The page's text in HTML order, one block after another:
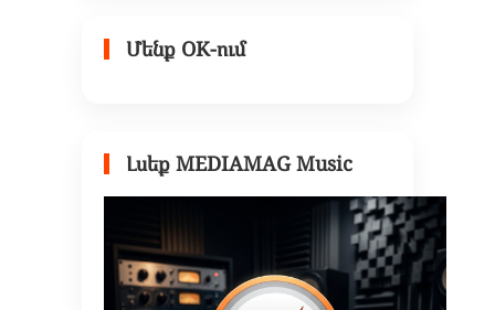
Մենք OK-ում
Լսեք MEDIAMAG Music